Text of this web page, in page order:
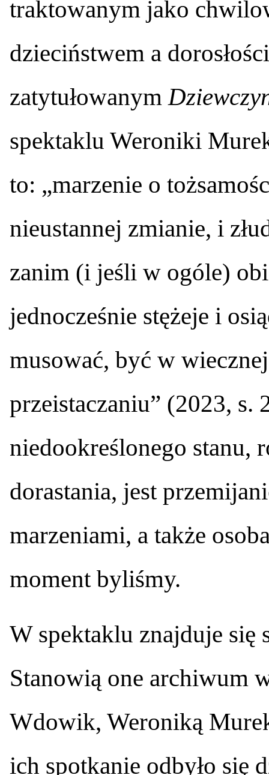
traktowanym jako
dzieciństwem a
zatytułowanym
spektaklu Weroniki
to: „marzenie o
nieustannej zmianie, i
zanim (i jeśli w ogóle)
jednocześnie stężeje i
musować, być w
przeistaczaniu” (2023, s.
niedookreślonego stanu,
dorastania, jest
marzeniami, a także
moment byliśmy.
W spektaklu znajduje się
Stanowią one archiwum
Wdowik, Weroniką
ich spotkanie odbyło się